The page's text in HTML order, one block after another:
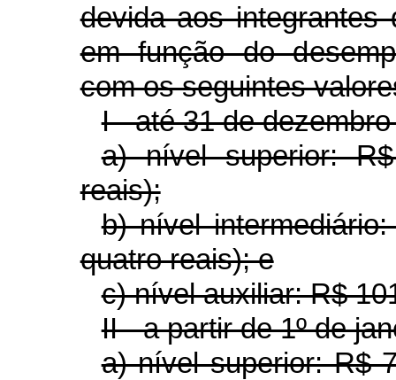
devida aos integrantes
em função do
com os seguintes
I - até 31 de
a) nível superior:
reais);
b) nível
quatro reais); e
c) nível auxiliar: R$
II - a partir de 1º de
a) nível superior: R$